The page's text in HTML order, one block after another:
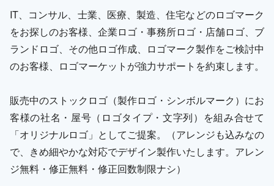
IT、コンサル、士業、医療、製造、住宅などのロゴマーク
をお探しのお客様、企業ロゴ・事務所ロゴ・店舗ロゴ、ブ
ランドロゴ、その他ロゴ作成、ロゴマーク製作をご検討中
のお客様、ロゴマーケットが強力サポートを約束します。
販売中のストックロゴ（製作ロゴ・シンボルマーク）にお
客様の社名・屋号（ロゴタイプ・文字列）を組み合せて
「オリジナルロゴ」としてご提案。（アレンジも込みなの
で、きめ細やかな対応でデザイン製作いたします。アレン
ジ無料・修正無料・修正回数制限ナシ）